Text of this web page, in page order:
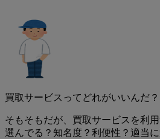
買取サービスってどれがいいんだ？
そもそもだが、買取サービスを利
選んでる？知名度？利便性？ 適当